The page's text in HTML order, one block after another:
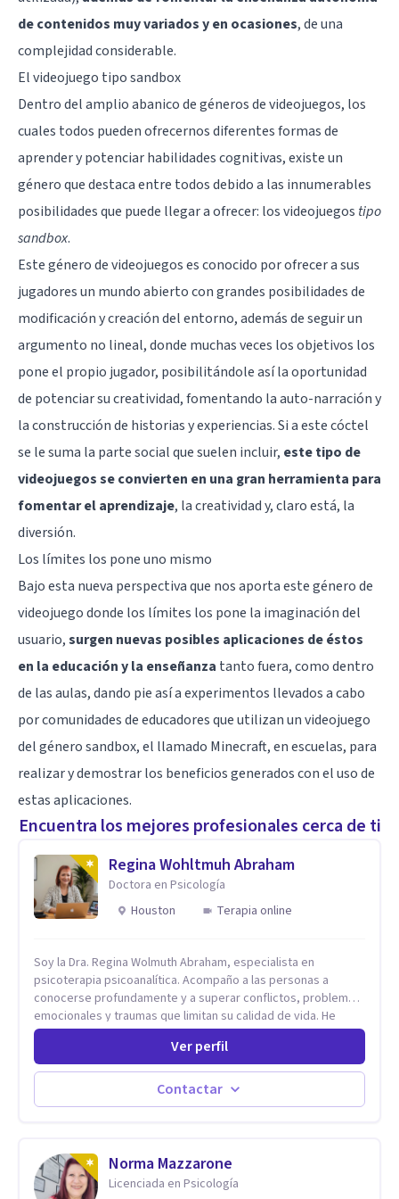
de contenidos muy variados y en ocasiones, de una
complejidad considerable.
El videojuego tipo sandbox
Dentro del amplio abanico de géneros de videojuegos, los
cuales todos pueden ofrecernos diferentes formas de
aprender y potenciar habilidades cognitivas, existe un
género que destaca entre todos debido a las innumerables
posibilidades que puede llegar a ofrecer: los videojuegos tipo
sandbox.
Este género de videojuegos es conocido por ofrecer a sus
jugadores un mundo abierto con grandes posibilidades de
modificación y creación del entorno, además de seguir un
argumento no lineal, donde muchas veces los objetivos los
pone el propio jugador, posibilitándole así la oportunidad
de potenciar su creatividad, fomentando la auto-narración y
la construcción de historias y experiencias. Si a este cóctel
se le suma la parte social que suelen incluir, este tipo de
videojuegos se convierten en una gran herramienta para
fomentar el aprendizaje, lacreatividady, claro está, la
diversión.
Los límites los pone uno mismo
Bajo esta nueva perspectiva que nos aporta este género de
videojuego donde los límites los pone la imaginación del
usuario,surgen nuevas posibles aplicaciones de éstos
en la educación y la enseñanza tanto fuera, como dentro
de las aulas, dando pie así a experimentos llevados a cabo
por comunidades de educadores que utilizan un videojuego
del género sandbox, el llamado Minecraft, en escuelas, para
realizar y demostrar los beneficios generados con el uso de
estas aplicaciones.
Encuentra los mejores profesionales cerca de ti
Regina Wohltmuh Abraham
Doctora en Psicología
Houston
Terapia online
Soy la Dra. Regina Wolmuth Abraham, especialista en
psicoterapia psicoanalítica. Acompaño a las personas a
conocerse profundamente y a superar conflictos, problemas
emocionales y traumas que limitan su calidad de vida. He
trabajado en reconocidas instituciones como el Hospital
Psiquiátrico San Rafael, Instituto Psiquiátrico MENDAO, San
Bernardino, Hospital Psiquiátrico Infantil y el Centro de
Integración Juvenil. Además, tuve el privilegio de colaborar
en comunidades como Olivar del Conde y Xochimilco, lo que
Ver perfil
Contactar
Norma Mazzarone
Licenciada en Psicología